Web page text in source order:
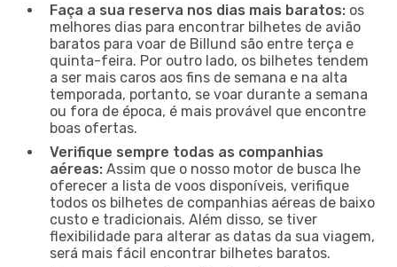
Faça a sua reserva nos dias mais baratos: os
melhores dias para encontrar bilhetes de avião
baratos para voar de Billund são entre terça e
quinta-feira. Por outro lado, os bilhetes tendem
a ser mais caros aos fins de semana e na alta
temporada, portanto, se voar durante a semana
ou fora de época, é mais provável que encontre
boas ofertas.
Verifique sempre todas as companhias
aéreas: Assim que o nosso motor de busca lhe
oferecer a lista de voos disponíveis, verifique
todos os bilhetes de companhias aéreas de baixo
custo e tradicionais. Além disso, se tiver
flexibilidade para alterar as datas da sua viagem,
será mais fácil encontrar bilhetes baratos.